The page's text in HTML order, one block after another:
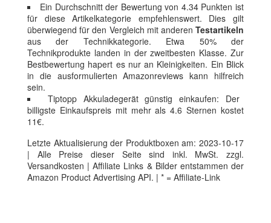
Ein Durchschnitt der Bewertung von 4.34 Punkten ist
für diese Artikelkategorie empfehlenswert. Dies gilt
überwiegend für den Vergleich mit anderen Testartikeln
aus der Technikkategorie. Etwa 50% der
Technikprodukte landen in der zweitbesten Klasse. Zur
Bestbewertung hapert es nur an Kleinigkeiten. Ein Blick
in die ausformulierten Amazonreviews kann hilfreich
sein.
Tiptopp Akkuladegerät günstig einkaufen: Der
billigste Einkaufspreis mit mehr als 4.6 Sternen kostet
11€.
Letzte Aktualisierung der Produktboxen am: 2023-10-17
| Alle Preise dieser Seite sind inkl. MwSt. zzgl.
Versandkosten | Affiliate Links & Bilder entstammen der
Amazon Product Advertising API. | * = Affiliate-Link